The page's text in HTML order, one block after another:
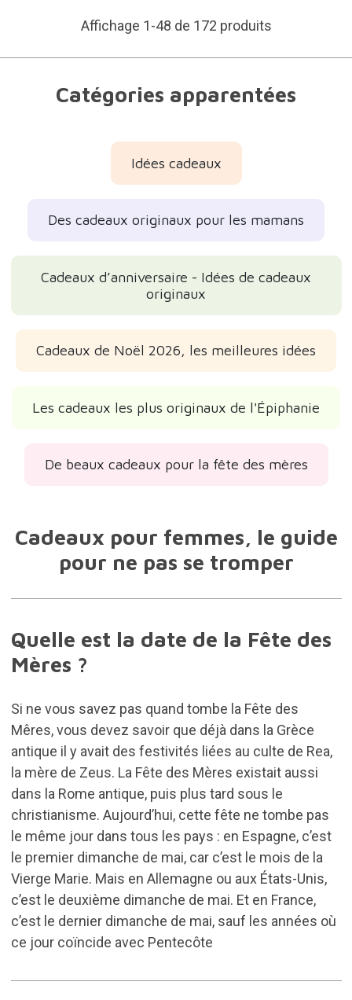
Affichage 1-48 de 172 produits
Catégories apparentées
Idées cadeaux
Des cadeaux originaux pour les mamans
Cadeaux d’anniversaire - Idées de cadeaux
originaux
Cadeaux de Noël 2026, les meilleures idées
Les cadeaux les plus originaux de l'Épiphanie
De beaux cadeaux pour la fête des mères
Cadeaux pour femmes, le guide
pour ne pas se tromper
Quelle est la date de la Fête des
Mères ?
Si ne vous savez pas quand tombe la Fête des
Mêres, vous devez savoir que déjà dans la Grèce
antique il y avait des festivités liées au culte de Rea,
la mère de Zeus. La Fête des Mères existait aussi
dans la Rome antique, puis plus tard sous le
christianisme. Aujourd’hui, cette fête ne tombe pas
le même jour dans tous les pays : en Espagne, c’est
le premier dimanche de mai, car c’est le mois de la
Vierge Marie. Mais en Allemagne ou aux États-Unis,
c’est le deuxième dimanche de mai. Et en France,
c’est le dernier dimanche de mai, sauf les années où
ce jour coïncide avec Pentecôte